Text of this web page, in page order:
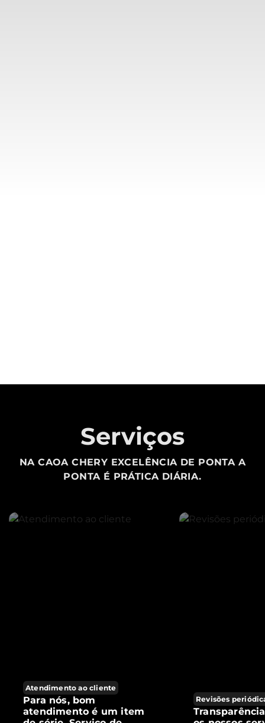
Serviços
NA CAOA CHERY EXCELÊNCIA DE PONTA A
PONTA É PRÁTICA DIÁRIA.
Atendimento ao cliente
Para nós, bom
atendimento é um item
Revisões